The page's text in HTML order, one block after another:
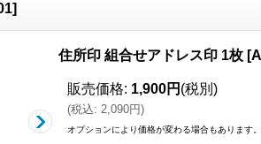
]
住所印 組合せアドレス印 1枚 [
販売価格: 1,900円 (税別)
(税込: 2,090円)
オプションにより価格が変わる場合もあります。